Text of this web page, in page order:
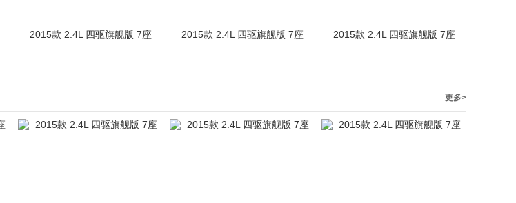
2015款 2.4L 四驱旗舰版 7座 2015款 2.4L 四驱旗舰版 7座 2015款 2.4L 四驱旗舰版 7座
更多>